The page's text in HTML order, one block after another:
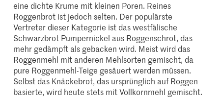
eine dichte Krume mit kleinen Poren. Reines
Roggenbrot ist jedoch selten. Der populärste
Vertreter dieser Kategorie ist das westfälische
Schwarzbrot Pumpernickel aus Roggenschrot, das
mehr gedämpft als gebacken wird. Meist wird das
Roggenmehl mit anderen Mehlsorten gemischt, da
pure Roggenmehl-Teige gesäuert werden müssen.
Selbst das Knäckebrot, das ursprünglich auf Roggen
basierte, wird heute stets mit Vollkornmehl gemischt.